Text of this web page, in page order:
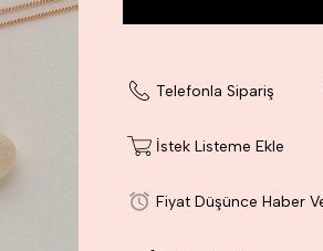
Telefonla Sipariş
İstek Listeme Ekle
Fiyat Düşünce Haber